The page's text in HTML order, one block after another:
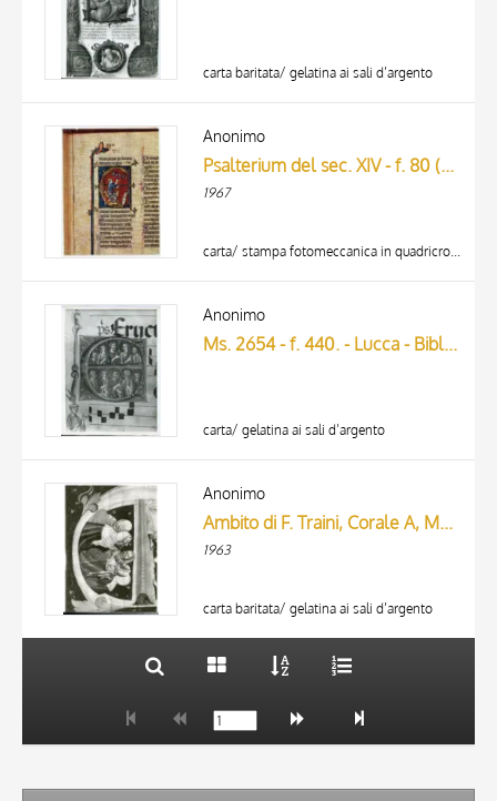
carta baritata/ gelatina ai sali d’argento
Anonimo
Psalterium del sec. XIV - f. 80 (part.) - Napoli, Biblioteca Nazionale, Ms. I B 50.
1967
carta/ stampa fotomeccanica in quadricromia
Anonimo
Ms. 2654 - f. 440. - Lucca - Bibl. Governativa
carta/ gelatina ai sali d’argento
Anonimo
Ambito di F. Traini, Corale A, Museo Naz. S. Matteo, Pisa (part.)
1963
carta baritata/ gelatina ai sali d’argento
TITLE
ARTISTA
20 RESULTS